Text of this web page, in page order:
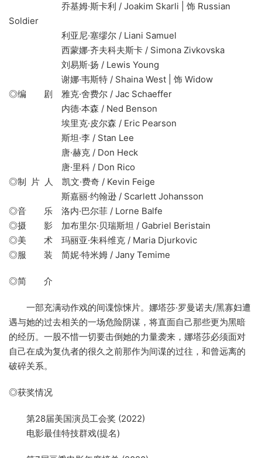
乔基姆·斯卡利 / Joakim Skarli | 饰 Russian
Soldier
利亚尼·塞缪尔 / Liani Samuel
西蒙娜·齐夫科夫斯卡 / Simona Zivkovska
刘易斯·扬 / Lewis Young
谢娜·韦斯特 / Shaina West | 饰 Widow
◎编 剧 雅克·舍费尔 / Jac Schaeffer
内德·本森 / Ned Benson
埃里克·皮尔森 / Eric Pearson
斯坦·李 / Stan Lee
唐·赫克 / Don Heck
唐·里科 / Don Rico
◎制 片 人 凯文·费奇 / Kevin Feige
斯嘉丽·约翰逊 / Scarlett Johansson
◎音 乐 洛内·巴尔菲 / Lorne Balfe
◎摄 影 加布里尔·贝瑞斯坦 / Gabriel Beristain
◎美 术 玛丽亚·朱科维克 / Maria Djurkovic
◎服 装 简妮·特米姆 / Jany Temime
◎简 介
一部充满动作戏的间谍惊悚片。娜塔莎·罗曼诺夫/黑寡妇遭
遇与她的过去相关的一场危险阴谋，将直面自己那些更为黑暗
的经历。一股不惜一切要击倒她的力量袭来，娜塔莎必须面对
自己在成为复仇者的很久之前那作为间谍的过往，和曾远离的
破碎关系。
◎获奖情况
第28届美国演员工会奖 (2022)
电影最佳特技群戏(提名)